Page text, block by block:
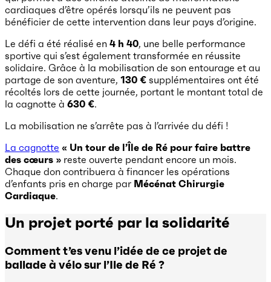
cardiaques d’être opérés lorsqu’ils ne peuvent pas
bénéficier de cette intervention dans leur pays d’origine.
Le défi a été réalisé en 4 h 40, une belle performance
sportive qui s’est également transformée en réussite
solidaire. Grâce à la mobilisation de son entourage et au
partage de son aventure, 130 € supplémentaires ont été
récoltés lors de cette journée, portant le montant total de
la cagnotte à 630 €.
La mobilisation ne s’arrête pas à l’arrivée du défi !
La cagnotte « Un tour de l’Île de Ré pour faire battre
des cœurs » reste ouverte pendant encore un mois.
Chaque don contribuera à financer les opérations
d’enfants pris en charge par Mécénat Chirurgie
Cardiaque.
Un projet porté par la solidarité
Comment t’es venu l’idée de ce projet de
ballade à vélo sur l’Ile de Ré ?